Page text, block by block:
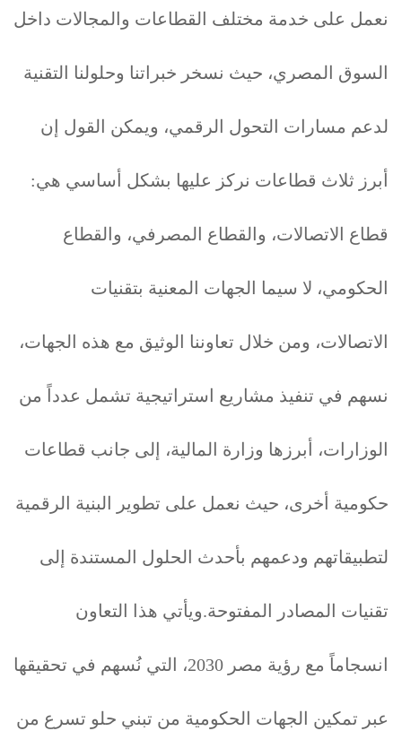
نعمل على خدمة مختلف القطاعات والمجالات داخل
السوق المصري، حيث نسخر خبراتنا وحلولنا التقنية
لدعم مسارات التحول الرقمي، ويمكن القول إن
أبرز ثلاث قطاعات نركز عليها بشكل أساسي هي:
قطاع الاتصالات، والقطاع المصرفي، والقطاع
الحكومي، لا سيما الجهات المعنية بتقنيات
الاتصالات، ومن خلال تعاوننا الوثيق مع هذه الجهات،
نسهم في تنفيذ مشاريع استراتيجية تشمل عدداً من
الوزارات، أبرزها وزارة المالية، إلى جانب قطاعات
حكومية أخرى، حيث نعمل على تطوير البنية الرقمية
لتطبيقاتهم ودعمهم بأحدث الحلول المستندة إلى
تقنيات المصادر المفتوحة.ويأتي هذا التعاون
انسجاماً مع رؤية مصر 2030، التي نُسهم في تحقيقها
عبر تمكين الجهات الحكومية من تبني حلو تسرع من